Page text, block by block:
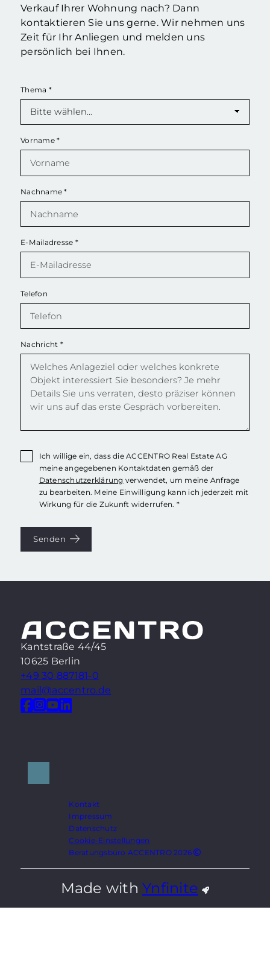
Verkauf Ihrer Wohnung nach? Dann
kontaktieren Sie uns gerne. Wir nehmen uns
Zeit für Ihr Anliegen und melden uns
persönlich bei Ihnen.
Thema *
Vorname*
Nachname*
E-Mailadresse *
Telefon
Nachricht *
Ich willige ein, dass die ACCENTRO Real Estate AG
meine angegebenen Kontaktdaten gemäß der
Datenschutzerklärung verwendet, um meine Anfrage
zu bearbeiten. Meine Einwilligung kann ich jederzeit mit
Wirkung für die Zukunft widerrufen. *
Senden
Kantstraße 44/45
10625 Berlin
+49 30 887181-0
mail@accentro.de
Kontakt
Impressum
Datenschutz
Cookie-Einstellungen
Beratungsbüro ACCENTRO 2026
Made with Ynfinite